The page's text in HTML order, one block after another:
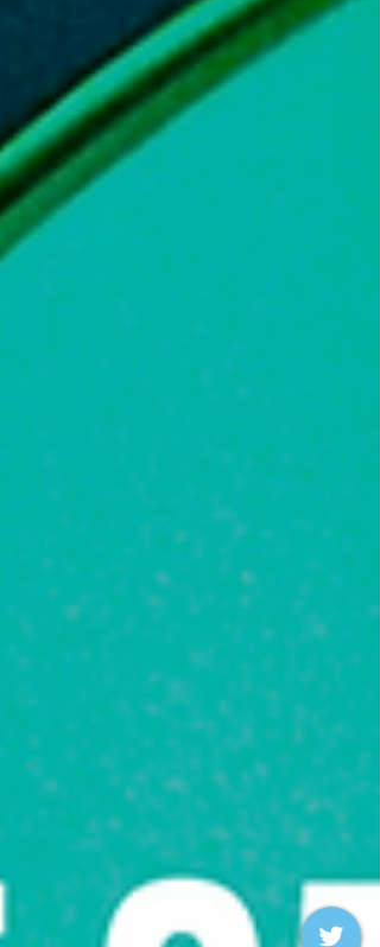
り、その大半は開発者からのインプットによって
成り立ちます。このことを念頭に、8月8日に最初
のアルゴランド・インキュベータ・プログラムが